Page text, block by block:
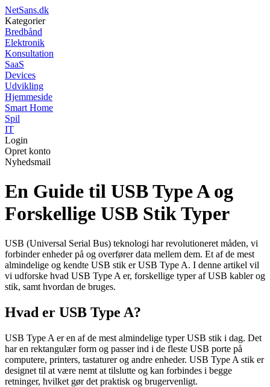
NetSans.dk
Kategorier
Bredbånd
Elektronik
Konsultation
SaaS
Devices
Udvikling
Hjemmeside
Smart Home
Spil
IT
Login
Opret konto
Nyhedsmail
En Guide til USB Type A og
Forskellige USB Stik Typer
USB (Universal Serial Bus) teknologi har revolutioneret måden, vi
forbinder enheder på og overfører data mellem dem. Et af de mest
almindelige og kendte USB stik er USB Type A. I denne artikel vil
vi udforske hvad USB Type A er, forskellige typer af USB kabler og
stik, samt hvordan de bruges.
Hvad er USB Type A?
USB Type A er en af de mest almindelige typer USB stik i dag. Det
har en rektangulær form og passer ind i de fleste USB porte på
computere, printers, tastaturer og andre enheder. USB Type A stik er
designet til at være nemt at tilslutte og kan forbindes i begge
retninger, hvilket gør det praktisk og brugervenligt.